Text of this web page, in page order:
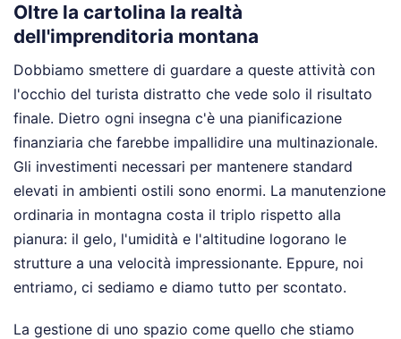
Oltre la cartolina la realtà
dell'imprenditoria montana
Dobbiamo smettere di guardare a queste attività con
l'occhio del turista distratto che vede solo il risultato
finale. Dietro ogni insegna c'è una pianificazione
finanziaria che farebbe impallidire una multinazionale.
Gli investimenti necessari per mantenere standard
elevati in ambienti ostili sono enormi. La manutenzione
ordinaria in montagna costa il triplo rispetto alla
pianura: il gelo, l'umidità e l'altitudine logorano le
strutture a una velocità impressionante. Eppure, noi
entriamo, ci sediamo e diamo tutto per scontato.
La gestione di uno spazio come quello che stiamo